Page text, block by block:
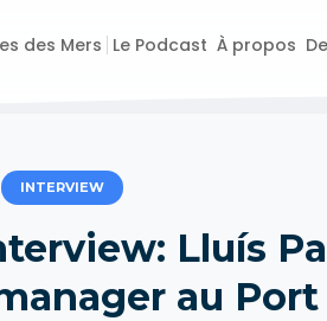
des Mers Le Podcast À propos
INTERVIEW
Lluís
au